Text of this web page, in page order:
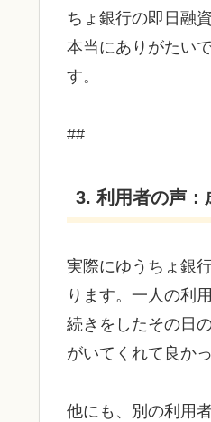
ちょ銀行の即日融
本当にありがたい
す。
##
3. 利用者の声：
実際にゆうちょ銀
ります。一人の利
続きをしたその日
がいてくれて良か
他にも、別の利用